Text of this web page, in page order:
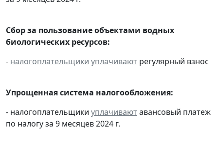
Сбор за пользование объектами водных
биологических ресурсов:
- налогоплательщики уплачивают регулярный взнос
Упрощенная система налогообложения:
- налогоплательщики уплачиваютавансовый платеж
по налогу за 9 месяцев 2024 г.